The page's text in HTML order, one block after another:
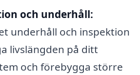
och underhåll:
underhåll och inspektion
livslängden på ditt
och förebygga större